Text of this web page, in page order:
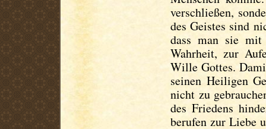
verschließen,
des Geistes sind
dass man sie
Wahrheit, zur
Wille Gottes.
seinen Heiligen
nicht zu
des Friedens
berufen zur Liebe